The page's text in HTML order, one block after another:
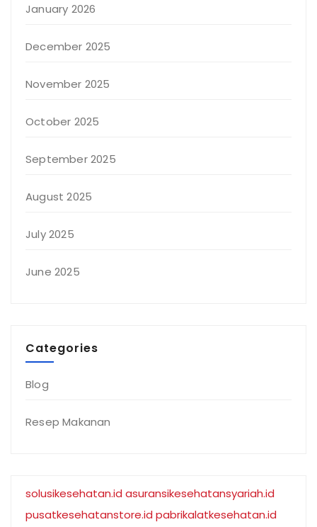
January 2026
December 2025
November 2025
October 2025
September 2025
August 2025
July 2025
June 2025
Categories
Blog
Resep Makanan
solusikesehatan.id asuransikesehatansyariah.id
pusatkesehatanstore.id pabrikalatkesehatan.id